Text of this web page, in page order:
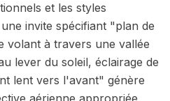
et les styles
invite spécifiant "plan de
volant à travers une vallée
lever du soleil, éclairage de
lent vers l'avant" génère
aérienne appropriée,